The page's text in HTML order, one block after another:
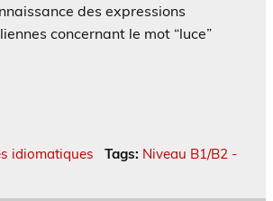
des expressions
concernant le mot “luce”
idiomatiques Tags: Niveau B1/B2 -